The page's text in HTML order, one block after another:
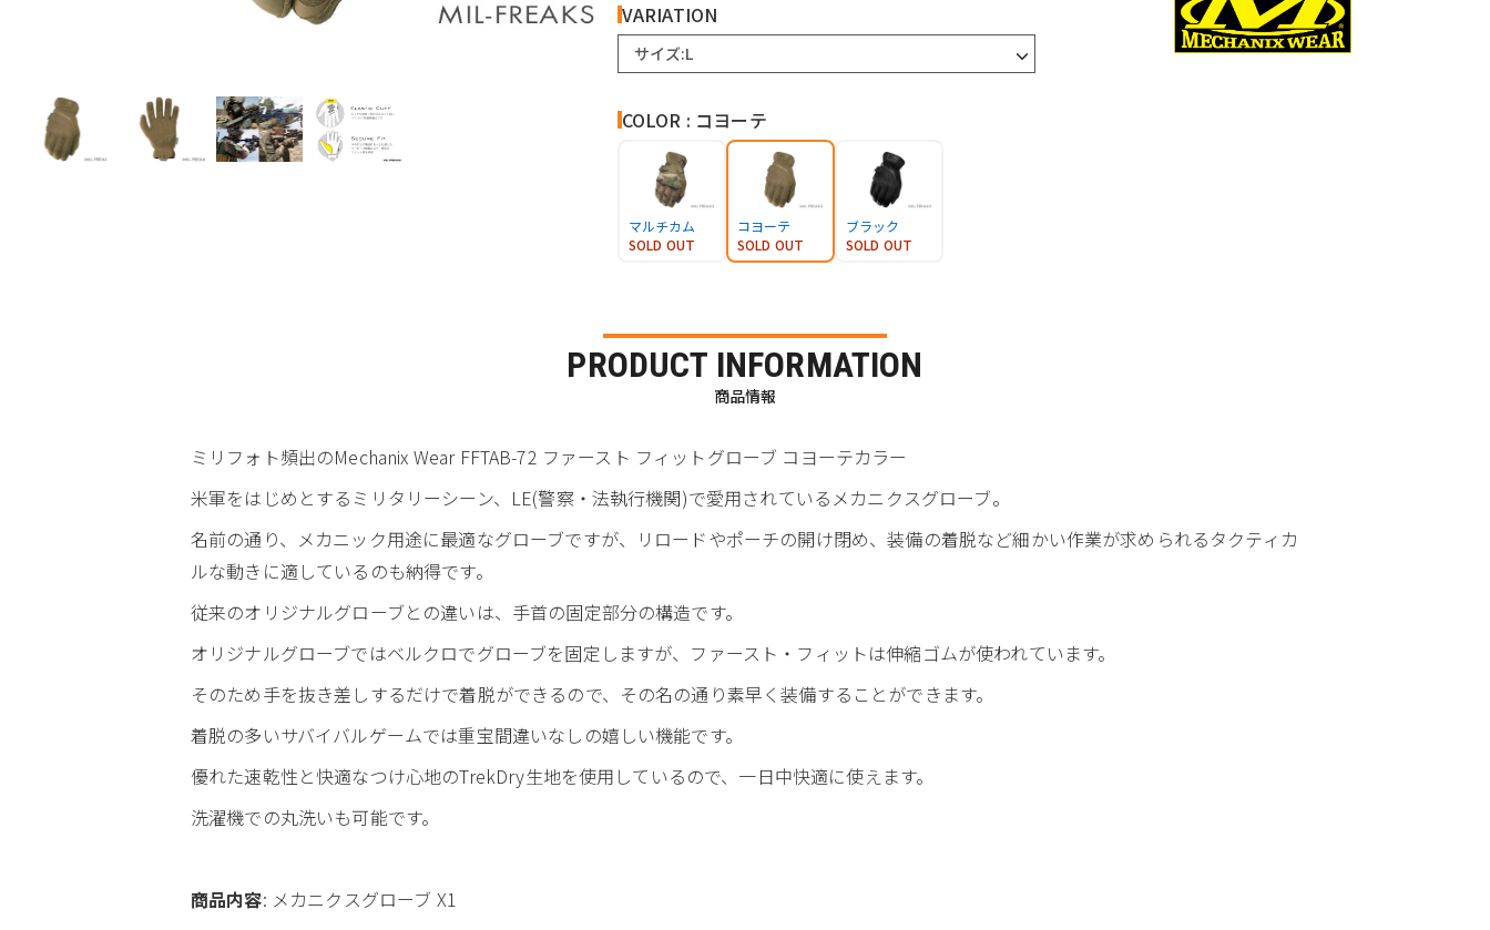
VARIATION
サイズ:L
COLOR : コヨーテ
マルチカム
SOLD OUT
コヨーテ
SOLD OUT
ブラック
SOLD OUT
PRODUCT INFORMATION
商品情報
ミリフォト頻出のMechanix Wear FFTAB-72 ファースト フィットグローブ コヨーテカラー
米軍をはじめとするミリタリーシーン、LE(警察・法執行機関)で愛用されているメカニクスグローブ。
名前の通り、メカニック用途に最適なグローブですが、リロードやポーチの開け閉め、装備の着脱など細かい作業が求められるタクティカ
ルな動きに適しているのも納得です。
従来のオリジナルグローブとの違いは、手首の固定部分の構造です。
オリジナルグローブではベルクロでグローブを固定しますが、ファースト・フィットは伸縮ゴムが使われています。
そのため手を抜き差しするだけで着脱ができるので、その名の通り素早く装備することができます。
着脱の多いサバイバルゲームでは重宝間違いなしの嬉しい機能です。
優れた速乾性と快適なつけ心地のTrekDry生地を使用しているので、一日中快適に使えます。
洗濯機での丸洗いも可能です。
商品内容: メカニクスグローブ X1